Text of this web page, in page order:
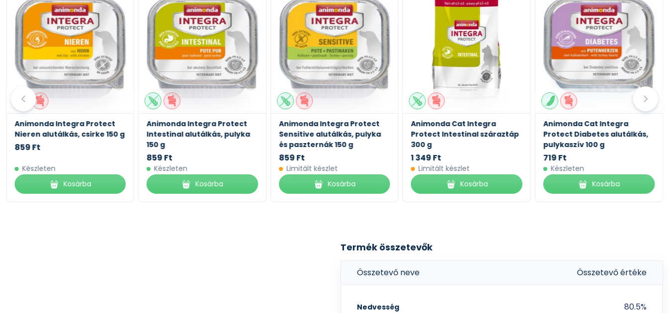
Animonda Integra Protect
Nieren alutálkás, csirke 150 g
859 Ft
Készleten
Kosárba
Animonda Integra Protect
Intestinal alutálkás, pulyka
150 g
859 Ft
Készleten
Kosárba
Animonda Integra Protect
Sensitive alutálkás, pulyka
és paszternák 150 g
859 Ft
Limitált készlet
Kosárba
Animonda Cat Integra
Protect Intestinal száraztáp
300 g
1 349 Ft
Limitált készlet
Kosárba
Animonda Cat Integra
Protect Diabetes alutálkás,
pulykaszív 100 g
719 Ft
Készleten
Kosárba
Termék összetevők
Összetevő neve Összetevő értéke
Nedvesség 80.5%